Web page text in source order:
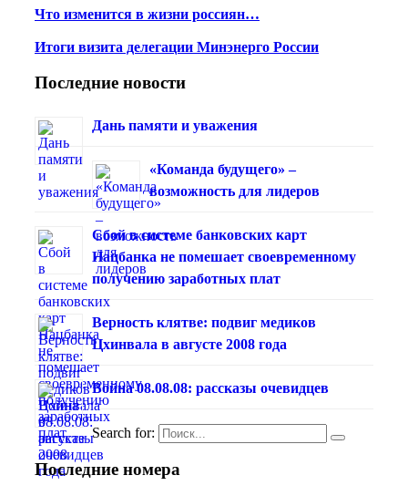
Что изменится в жизни россиян…
Итоги визита делегации Минэнерго России
Последние новости
Дань памяти и уважения
«Команда будущего» –
возможность для лидеров
Сбой в системе банковских карт
Нацбанка не помешает своевременному
получению заработных плат
Верность клятве: подвиг медиков
Цхинвала в августе 2008 года
Война 08.08.08: рассказы очевидцев
Search for:
Последние номера